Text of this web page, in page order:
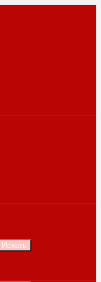
Искать